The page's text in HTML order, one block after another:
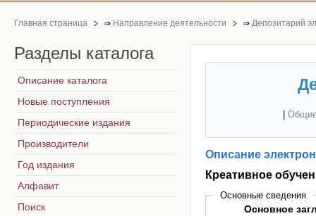
Главная страница ⇒ Направление деятельности ⇒ Депозитарий
Описание
Креативное
Основные сведения
Основное
Разделы каталога
Описание каталога
Новые поступления
Периодические издания
Производители
Год издания
Алфавит
Поиск